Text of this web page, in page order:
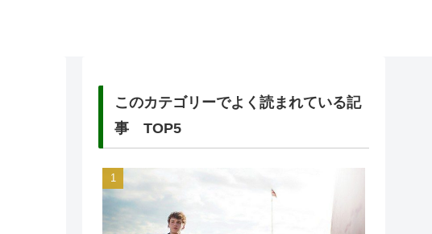
このカテゴリーでよく読まれている記
事 TOP5